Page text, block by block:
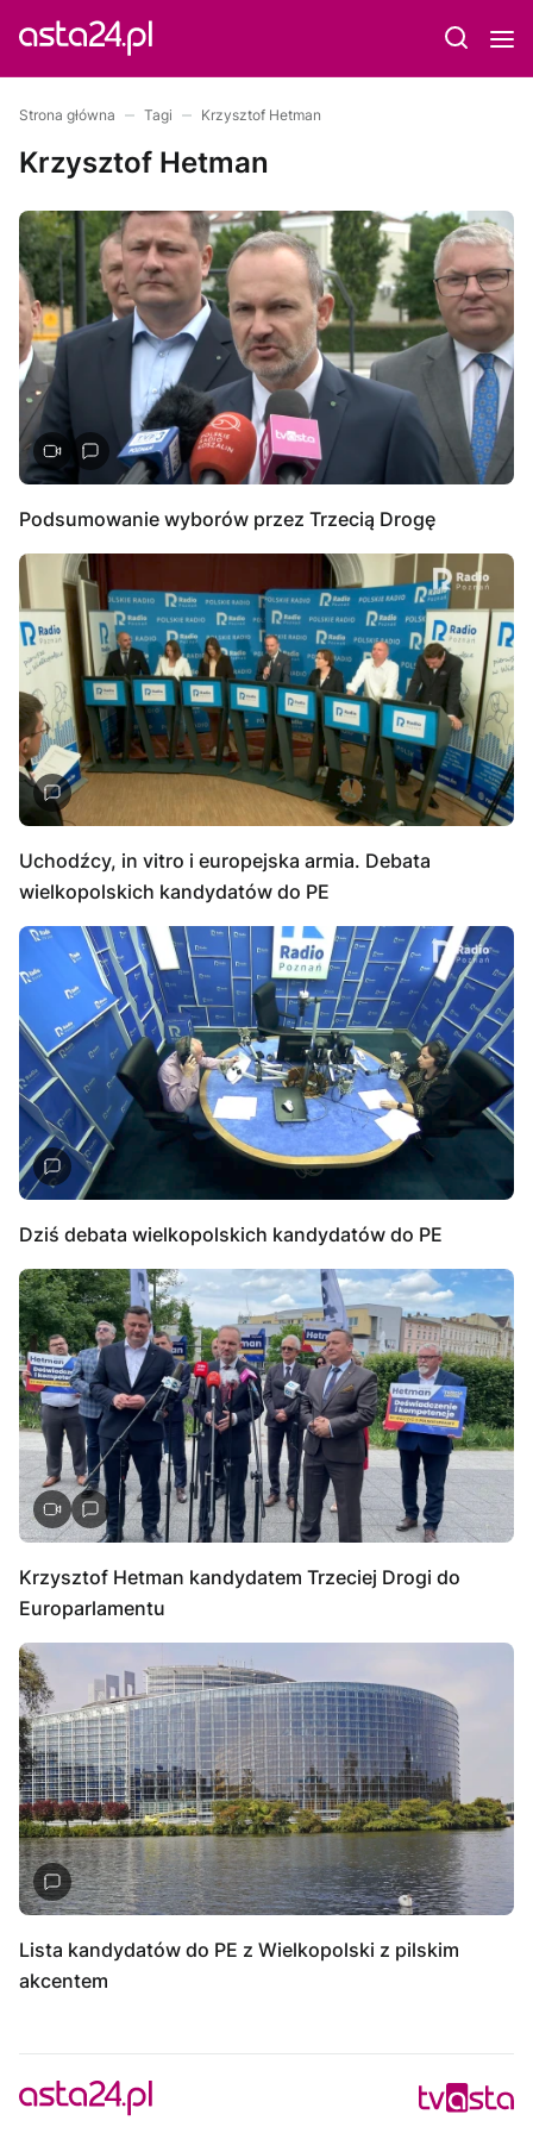
Strona główna Tagi Krzysztof Hetman
Krzysztof Hetman
Podsumowanie wyborów przez Trzecią Drogę
Uchodźcy, in vitro i europejska armia. Debata
wielkopolskich kandydatów do PE
Dziś debata wielkopolskich kandydatów do PE
Krzysztof Hetman kandydatem Trzeciej Drogi do
Europarlamentu
Lista kandydatów do PE z Wielkopolski z pilskim
akcentem